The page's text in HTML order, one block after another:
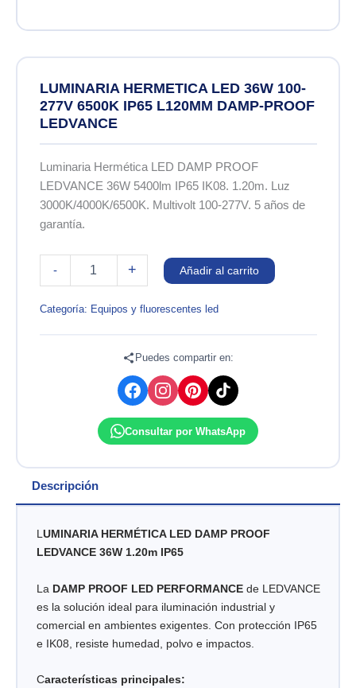
LUMINARIA HERMETICA LED 36W 100-
277V 6500K IP65 L120MM DAMP-PROOF
LEDVANCE
Luminaria Hermética LED DAMP PROOF
LEDVANCE 36W 5400lm IP65 IK08. 1.20m. Luz
3000K/4000K/6500K. Multivolt 100-277V. 5 años de
garantía.
-
HERMETICA
36W
+ Añadir al carrito
Categoría: Equipos y fluorescentes led
Puedes compartir en:
Consultar por WhatsApp
Descripción
LUMINARIA HERMÉTICA LED DAMP PROOF
LEDVANCE 36W 1.20m IP65
La DAMP PROOF LED PERFORMANCEde LEDVANCE
es la solución ideal para iluminación industrial y
comercial en ambientes exigentes. Con protección IP65
e IK08, resiste humedad, polvo e impactos.
Características principales: